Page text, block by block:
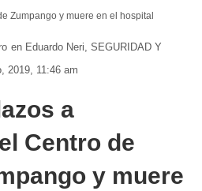
Zumpango y muere en el hospital
en Eduardo Neri SEGURIDAD Y
2019, 11:46 am
a
Centro de
y muere